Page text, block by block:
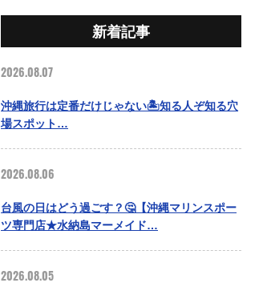
新着記事
2026.08.07
沖縄旅行は定番だけじゃない🏝️知る人ぞ知る穴
場スポット…
2026.08.06
台風の日はどう過ごす？🤔【沖縄マリンスポー
ツ専門店★水納島マーメイド…
2026.08.05